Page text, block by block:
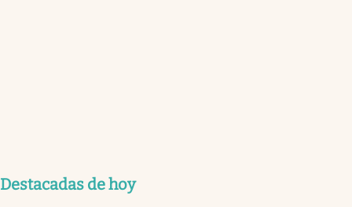
Destacadas de hoy